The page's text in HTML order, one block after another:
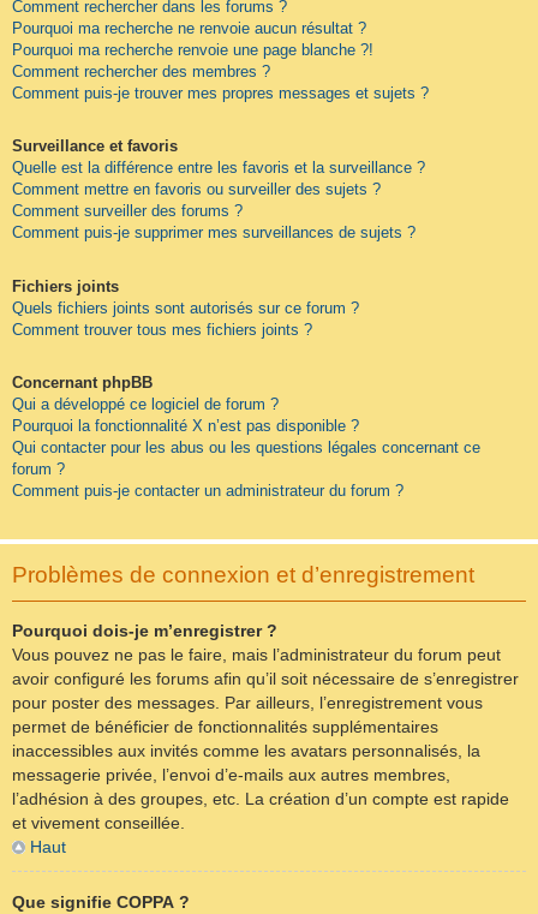
Comment rechercher dans les forums ?
Pourquoi ma recherche ne renvoie aucun résultat ?
Pourquoi ma recherche renvoie une page blanche ?!
Comment rechercher des membres ?
Comment puis-je trouver mes propres messages et sujets ?
Surveillance et favoris
Quelle est la différence entre les favoris et la surveillance ?
Comment mettre en favoris ou surveiller des sujets ?
Comment surveiller des forums ?
Comment puis-je supprimer mes surveillances de sujets ?
Fichiers joints
Quels fichiers joints sont autorisés sur ce forum ?
Comment trouver tous mes fichiers joints ?
Concernant phpBB
Qui a développé ce logiciel de forum ?
Pourquoi la fonctionnalité X n’est pas disponible ?
Qui contacter pour les abus ou les questions légales concernant ce
forum ?
Comment puis-je contacter un administrateur du forum ?
Problèmes de connexion et d’enregistrement
Pourquoi dois-je m’enregistrer ?
Vous pouvez ne pas le faire, mais l’administrateur du forum peut
avoir configuré les forums afin qu’il soit nécessaire de s’enregistrer
pour poster des messages. Par ailleurs, l’enregistrement vous
permet de bénéficier de fonctionnalités supplémentaires
inaccessibles aux invités comme les avatars personnalisés, la
messagerie privée, l’envoi d’e-mails aux autres membres,
l’adhésion à des groupes, etc. La création d’un compte est rapide
et vivement conseillée.
Haut
Que signifie COPPA ?